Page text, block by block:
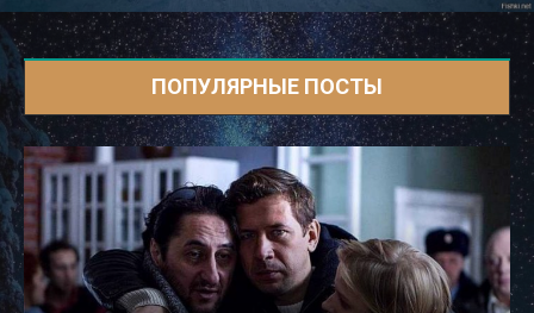
ПОПУЛЯРНЫЕ ПОСТЫ